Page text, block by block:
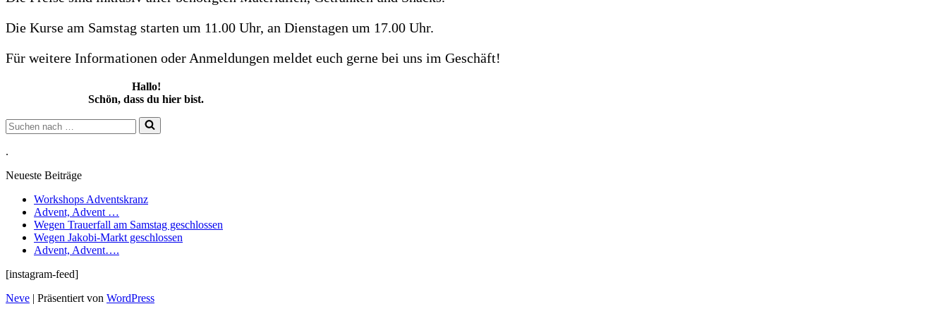
Die Kurse am Samstag starten um 11.00 Uhr, an Dienstagen um 17.00 Uhr.
Für weitere Informationen oder Anmeldungen meldet euch gerne bei uns im Geschäft!
Hallo!
Schön, dass du hier bist.
Suchen
nach …
.
Neueste Beiträge
Workshops Adventskranz
Advent, Advent …
Wegen Trauerfall am Samstag geschlossen
Wegen Jakobi-Markt geschlossen
Advent, Advent….
[instagram-feed]
Neve | Präsentiert von WordPress